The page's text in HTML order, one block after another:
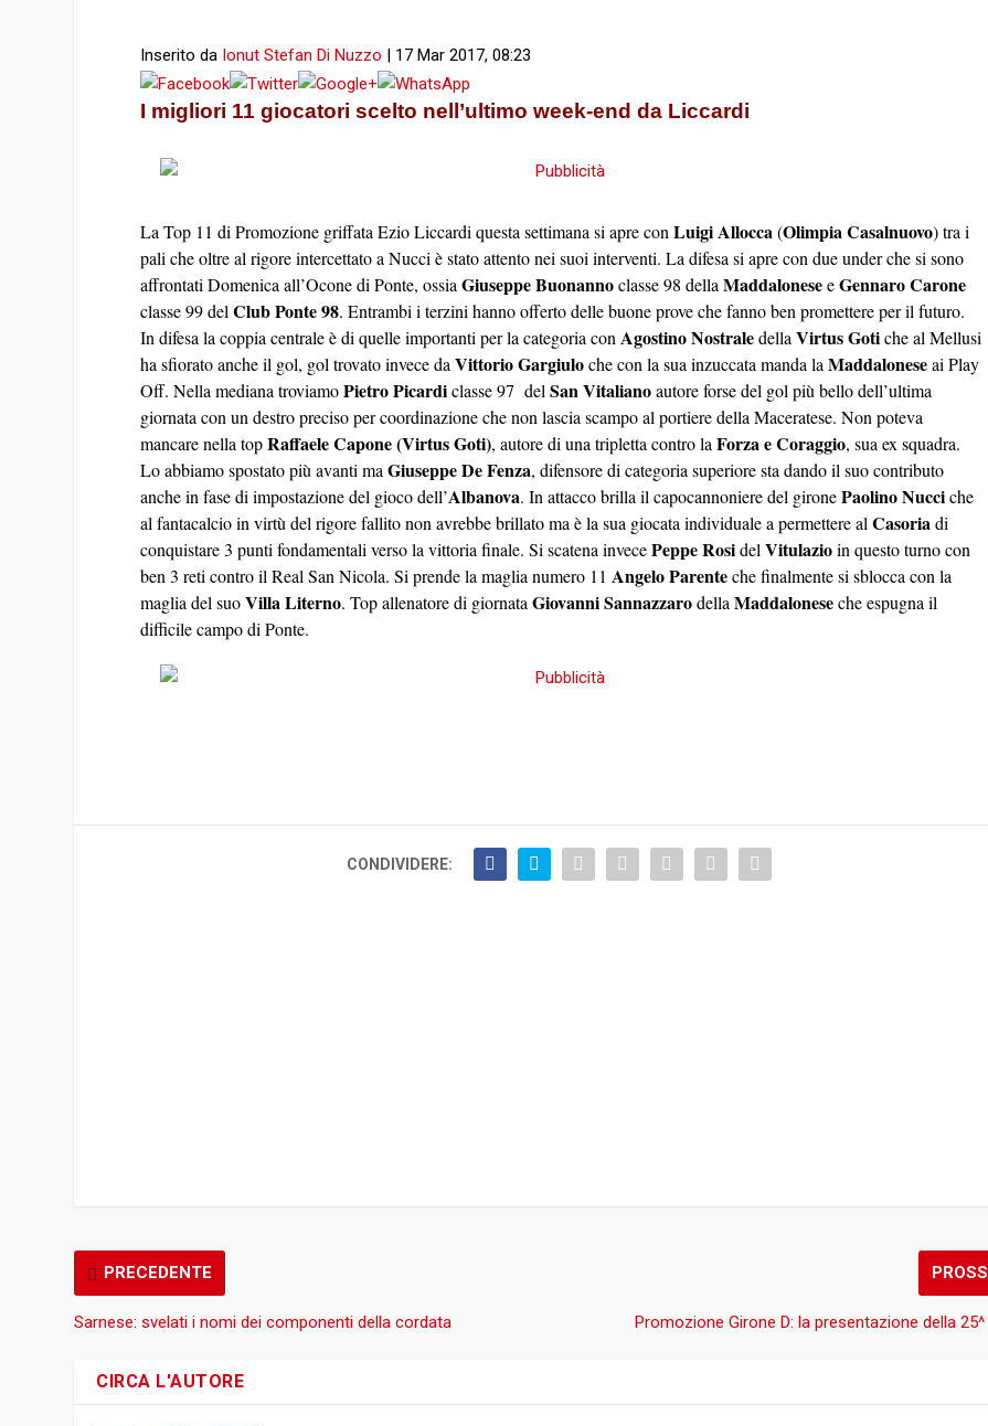
Inserito da Ionut Stefan Di Nuzzo | 17 Mar 2017, 08:23
I migliori 11 giocatori scelto nell’ultimo week-end da Liccardi
La Top 11 di Promozione griffata Ezio Liccardi questa settimana si apre conLuigi Allocca (Olimpia Casalnuovo) tra i
pali che oltre al rigore intercettato a Nucci è stato attento nei suoi interventi. La difesa si apre con due under che si sono
affrontati Domenica all’Ocone di Ponte, ossiaGiuseppe Buonannoclasse 98 dellaMaddaloneseeGennaro Carone
classe 99 delClub Ponte 98. Entrambi i terzini hanno offerto delle buone prove che fanno ben promettere per il futuro.
In difesa la coppia centrale è di quelle importanti per la categoria con Agostino NostraledellaVirtus Gotiche al Mellusi
ha sfiorato anche il gol, gol trovato invece daVittorio Gargiuloche con la sua inzuccata manda laMaddaloneseai Play
Off. Nella mediana troviamoPietro Picardiclasse 97 delSan Vitalianoautore forse del gol più bello dell’ultima
giornata con un destro preciso per coordinazione che non lascia scampo al portiere della Maceratese. Non poteva
mancare nella topRaffaele Capone (Virtus Goti), autore di una tripletta contro laForza eCoraggio, sua ex squadra.
Lo abbiamo spostato più avanti maGiuseppe De Fenza, difensore di categoria superiore sta dando il suo contributo
anche in fase di impostazione del gioco dell’Albanova. In attacco brilla il capocannoniere del gironePaolino Nucciche
al fantacalcio in virtù del rigore fallito non avrebbe brillato ma è la sua giocata individuale a permettere alCasoria di
conquistare 3 punti fondamentali verso la vittoria finale. Si scatena invecePeppe RosidelVitulazioin questo turno con
ben 3 reti contro il Real San Nicola. Si prende la maglia numero 11 Angelo Parenteche finalmente si sblocca con la
maglia del suoVilla Literno. Top allenatore di giornataGiovanni SannazzarodellaMaddaloneseche espugna il
difficile campo di Ponte.
CONDIVIDERE:
PRECEDENTE
Sarnese: svelati i nomi dei componenti della cordata Promozione Girone D: la presentazione della
CIRCA L'AUTORE